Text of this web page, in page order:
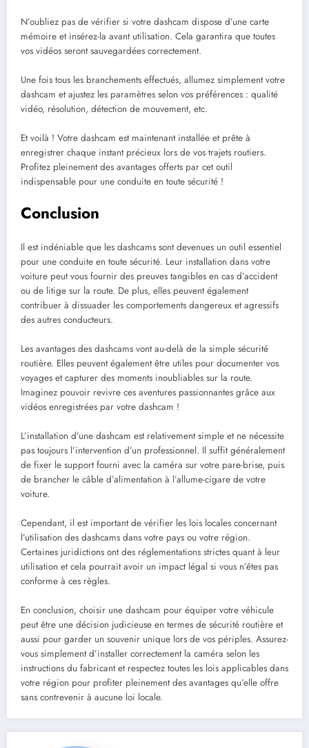
N’oubliez pas de vérifier si votre dashcam dispose d’une carte
mémoire et insérez-la avant utilisation. Cela garantira que toutes
vos vidéos seront sauvegardées correctement.
Une fois tous les branchements effectués, allumez simplement votre
dashcam et ajustez les paramètres selon vos préférences : qualité
vidéo, résolution, détection de mouvement, etc.
Et voilà ! Votre dashcam est maintenant installée et prête à
enregistrer chaque instant précieux lors de vos trajets routiers.
Profitez pleinement des avantages offerts par cet outil
indispensable pour une conduite en toute sécurité !
Conclusion
Il est indéniable que les dashcams sont devenues un outil essentiel
pour une conduite en toute sécurité. Leur installation dans votre
voiture peut vous fournir des preuves tangibles en cas d’accident
ou de litige sur la route. De plus, elles peuvent également
contribuer à dissuader les comportements dangereux et agressifs
des autres conducteurs.
Les avantages des dashcams vont au-delà de la simple sécurité
routière. Elles peuvent également être utiles pour documenter vos
voyages et capturer des moments inoubliables sur la route.
Imaginez pouvoir revivre ces aventures passionnantes grâce aux
vidéos enregistrées par votre dashcam !
L’installation d’une dashcam est relativement simple et ne nécessite
pas toujours l’intervention d’un professionnel. Il suffit généralement
de fixer le support fourni avec la caméra sur votre pare-brise, puis
de brancher le câble d’alimentation à l’allume-cigare de votre
voiture.
Cependant, il est important de vérifier les lois locales concernant
l’utilisation des dashcams dans votre pays ou votre région.
Certaines juridictions ont des réglementations strictes quant à leur
utilisation et cela pourrait avoir un impact légal si vous n’êtes pas
conforme à ces règles.
En conclusion, choisir une dashcam pour équiper votre véhicule
peut être une décision judicieuse en termes de sécurité routière et
aussi pour garder un souvenir unique lors de vos périples. Assurez-
vous simplement d’installer correctement la caméra selon les
instructions du fabricant et respectez toutes les lois applicables dans
votre région pour profiter pleinement des avantages qu’elle offre
sans contrevenir à aucune loi locale.